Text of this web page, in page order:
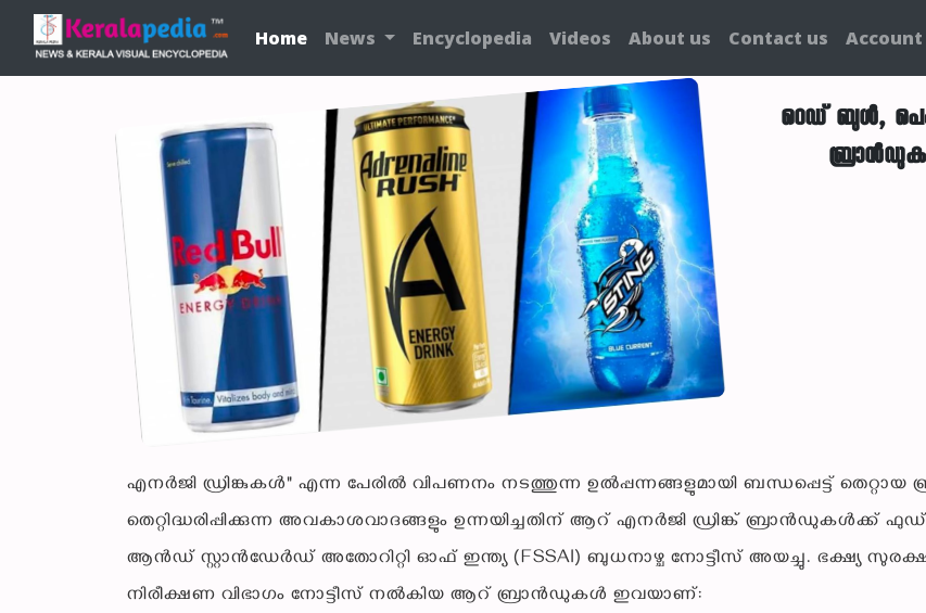
Home News Encyclopedia Videos About us Contact us Account
റെഡ് ബുൾ,
എനർജി ഡ്രിങ്കുകൾ" എന്ന പേരിൽ വിപണനം നടത്തുന്ന ഉൽപ്പന്നങ്ങളുമായി ബന്ധപ്പെട്ട് തെറ്റായ
തെറ്റിദ്ധരിപ്പിക്കുന്ന അവകാശവാദങ്ങളും ഉന്നയിച്ചതിന് ആറ് എനർജി ഡ്രിങ്ക് ബ്രാൻഡുകൾക്ക് ഫുഡ്
ആൻഡ് സ്റ്റാൻഡേർഡ് അതോറിറ്റി ഓഫ് ഇന്ത്യ (FSSAI) ബുധനാഴ്ച നോട്ടീസ് അയച്ചു. ഭക്ഷ്യ
നിരീക്ഷണ വിഭാഗം നോട്ടീസ് നൽകിയ ആറ് ബ്രാൻഡുകൾ ഇവയാണ്: